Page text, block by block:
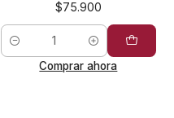
$75.900
Cantidad
Comprar ahora